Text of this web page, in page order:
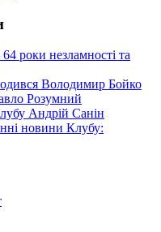
роки незламності та
Володимир Бойко
Розумний
Андрій Санін
новини Клубу: